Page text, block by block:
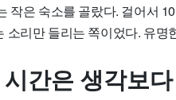
작은 숙소를 골랐다. 걸어서
소리만 들리는 쪽이었다. 유
간은 생각보